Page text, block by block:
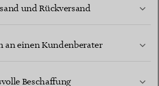
und Rückversand
an einen Kundenberater
Beschaffung